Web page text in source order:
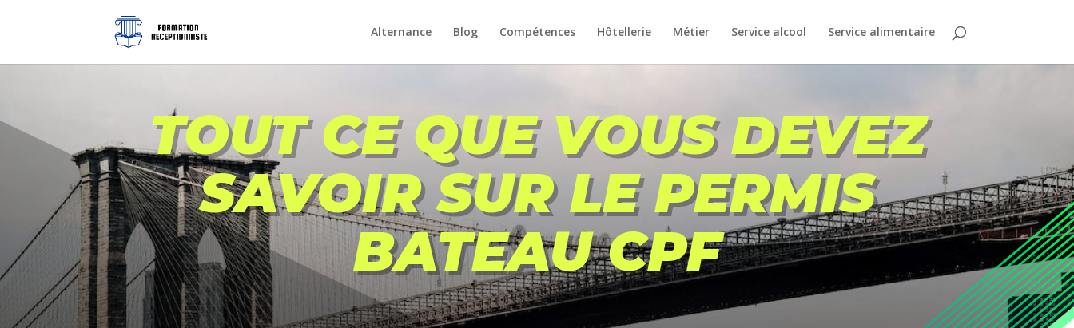
Alternance Blog Compétences Hôtellerie Métier Service alcool Service alimentaire
TOUT CE QUE VOUS DEVEZ
SAVOIR SUR LE PERMIS
BATEAU CPF